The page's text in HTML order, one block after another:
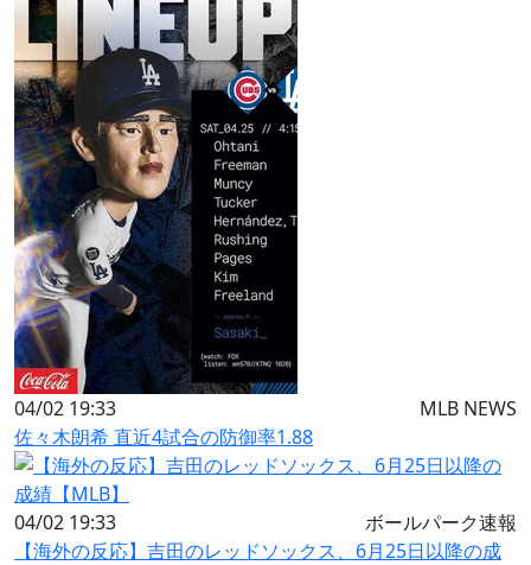
04/02 19:33
MLB NEWS
佐々木朗希 直近4試合の防御率1.88
04/02 19:33
ボールパーク速報
【海外の反応】吉田のレッドソックス、6月25日以降の成